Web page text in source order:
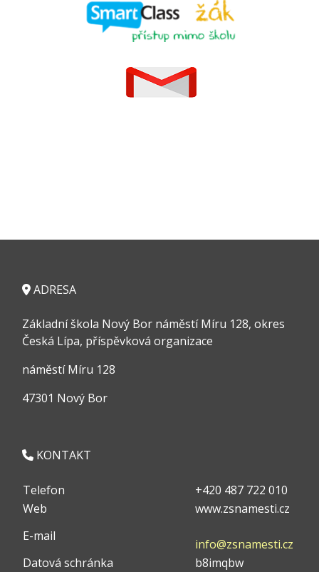
ADRESA
Základní škola Nový Bor náměstí Míru 128, okres
Česká Lípa, příspěvková organizace
náměstí Míru 128
47301 Nový Bor
KONTAKT
Telefon
+420 487 722 010
Web
www.zsnamesti.cz
E-mail
info@zsnamesti.cz
Datová schránka
b8imqbw